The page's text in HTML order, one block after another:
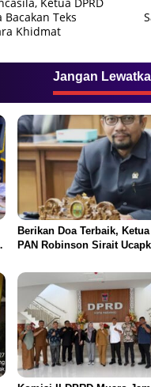
Teks
Khidmat
Jangan
Berikan Doa Terbaik,
PAN Robinson Sirait